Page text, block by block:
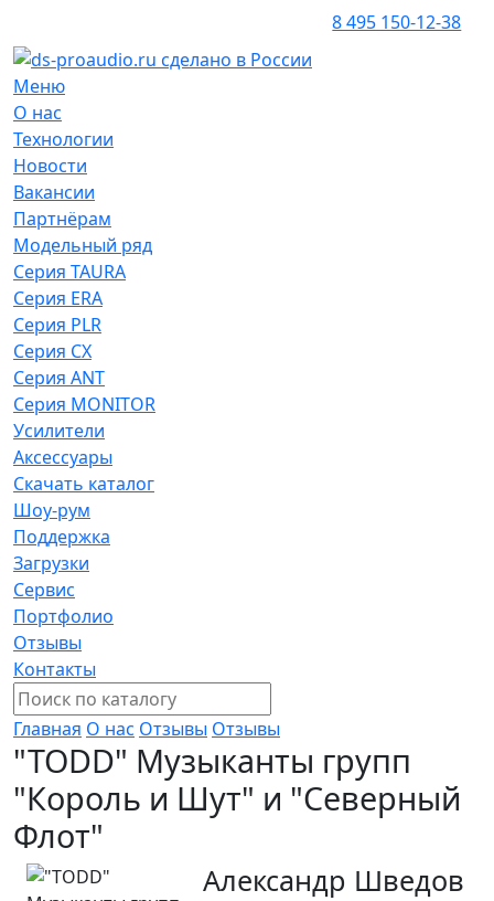
8 495 150-12-38
Меню
О нас
Технологии
Новости
Вакансии
Партнёрам
Модельный ряд
Серия TAURA
Серия ERA
Серия PLR
Серия CX
Серия ANT
Серия MONITOR
Усилители
Аксессуары
Скачать каталог
Шоу-рум
Поддержка
Загрузки
Сервис
Портфолио
Отзывы
Контакты
Главная О нас Отзывы Отзывы
"TODD" Музыканты групп
"Король и Шут" и "Северный
Флот"
Александр Шведов